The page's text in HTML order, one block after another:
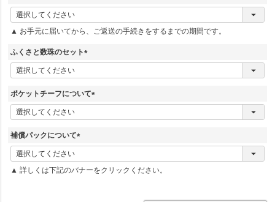
(
必
須
▲ お手元に届いてから、ご返送の手続きをするまでの期間です。
ふくさと数珠のセット
(
必
ポケットチーフについて
(
必
補償パックについて
(
必
須
▲ 詳しくは下記のバナーをクリックください。